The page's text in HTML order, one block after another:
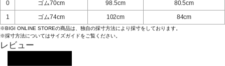
0
ゴム70cm 98.5cm
80.5cm
1
ゴム74cm 102cm 84cm
※BIGI ONLINE STOREの商品は、独自の採寸方法により採寸をしております。
※採寸方法についてはサイズガイドをご覧ください。
レビュー